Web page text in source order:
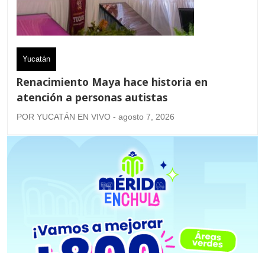
Yucatán
Renacimiento Maya hace historia en
atención a personas autistas
POR YUCATÁN EN VIVO - agosto 7, 2026